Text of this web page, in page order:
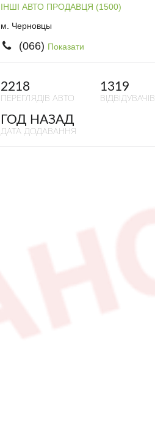
ІНШІ АВТО ПРОДАВЦЯ (1500)
м. Черновцы
(066) Показати
2218
ПЕРЕГЛЯДІВ АВТО
1319
ВІДВІДУВАЧІВ
ГОД НАЗАД
ДАТА ДОДАВАННЯ